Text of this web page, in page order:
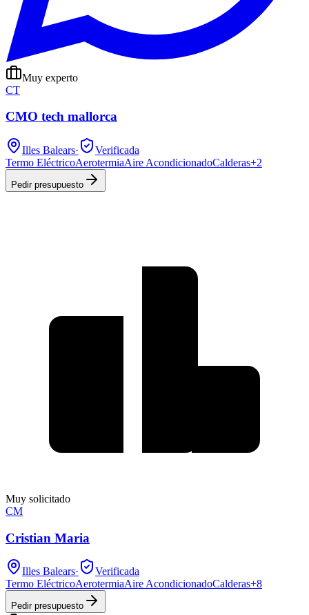
Muy experto
CT
CMO tech mallorca
Illes Balears·
Verificada
Termo EléctricoAerotermiaAire AcondicionadoCalderas+2
Pedir presupuesto
Muy solicitado
CM
Cristian Maria
Illes Balears·
Verificada
Termo EléctricoAerotermiaAire AcondicionadoCalderas+8
Pedir presupuesto